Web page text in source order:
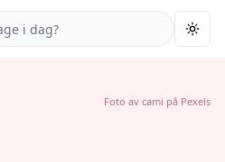
Foto av cami på Pexels